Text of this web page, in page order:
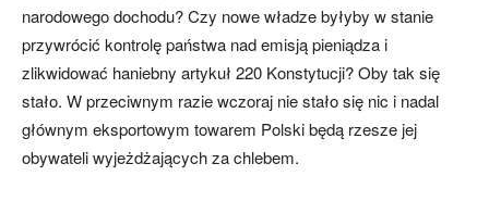
narodowego dochodu? Czy nowe władze byłyby w stanie
przywrócić kontrolę państwa nad emisją pieniądza i
zlikwidować haniebny artykuł 220 Konstytucji? Oby tak się
stało. W przeciwnym razie wczoraj nie stało się nic i nadal
głównym eksportowym towarem Polski będą rzesze jej
obywateli wyjeżdżających za chlebem.